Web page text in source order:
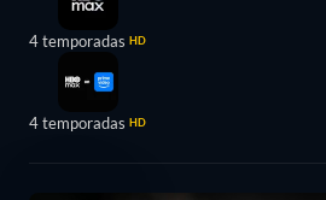
4 temporadas HD
4 temporadas HD